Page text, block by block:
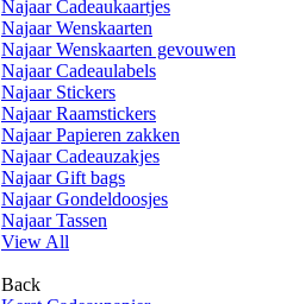
Najaar Cadeaukaartjes
Najaar Wenskaarten
Najaar Wenskaarten gevouwen
Najaar Cadeaulabels
Najaar Stickers
Najaar Raamstickers
Najaar Papieren zakken
Najaar Cadeauzakjes
Najaar Gift bags
Najaar Gondeldoosjes
Najaar Tassen
View All
Back